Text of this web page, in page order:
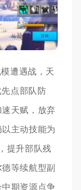
遭遇战，天
点部队防
天赋，放弃
主动技能为
提升部队残
等续航型副
期资源点争